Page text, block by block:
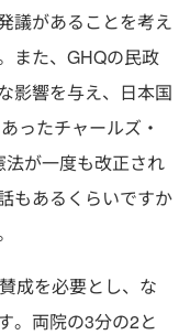
議があることを考え
また、GHQの民政
影響を与え、日本国
ったチャールズ・
が一度も改正され
もあるくらいですか
成を必要とし、な
。両院の3分の2と